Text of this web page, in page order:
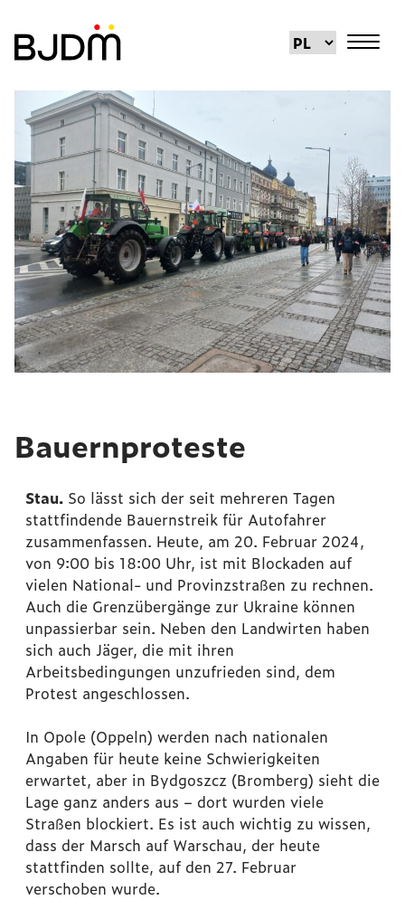
Bauernproteste
Stau. So lässt sich der seit mehreren Tagen
stattfindende Bauernstreik für Autofahrer
zusammenfassen. Heute, am 20. Februar 2024,
von 9:00 bis 18:00 Uhr, ist mit Blockaden auf
vielen National- und Provinzstraßen zu rechnen.
Auch die Grenzübergänge zur Ukraine können
unpassierbar sein. Neben den Landwirten haben
sich auch Jäger, die mit ihren
Arbeitsbedingungen unzufrieden sind, dem
Protest angeschlossen.
In Opole (Oppeln) werden nach nationalen
Angaben für heute keine Schwierigkeiten
erwartet, aber in Bydgoszcz (Bromberg) sieht die
Lage ganz anders aus – dort wurden viele
Straßen blockiert. Es ist auch wichtig zu wissen,
dass der Marsch auf Warschau, der heute
stattfinden sollte, auf den 27. Februar
verschoben wurde.